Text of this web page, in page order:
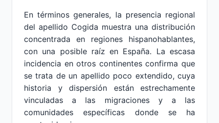
En términos generales, la presencia regional
del apellido Cogida muestra una distribución
concentrada en regiones hispanohablantes,
con una posible raíz en España. La escasa
incidencia en otros continentes confirma que
se trata de un apellido poco extendido, cuya
historia y dispersión están estrechamente
vinculadas a las migraciones y a las
comunidades específicas donde se ha